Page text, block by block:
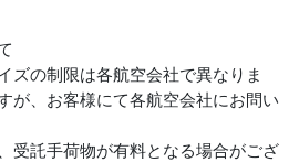
ズの制限は各航空会社で異なりま
が、お客様にて各航空会社にお問い
受託手荷物が有料となる場合がござ